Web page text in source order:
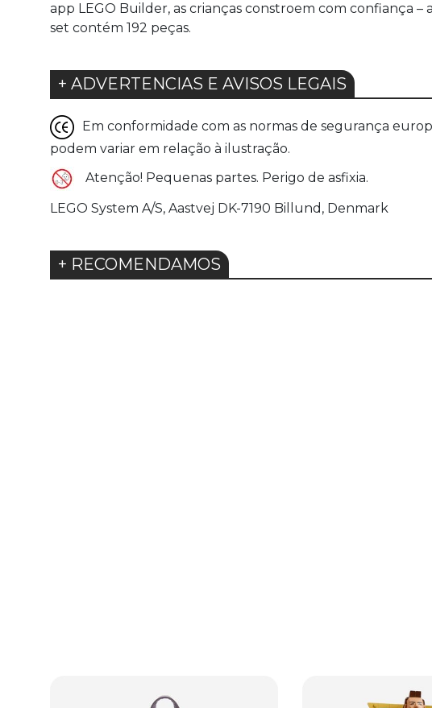
app LEGO Builder, as crianças constroem com confiança
set contém 192 peças.
+ ADVERTENCIAS E AVISOS LEGAIS
Em conformidade com as normas de segurança
podem variar em relação à ilustração.
Atenção! Pequenas partes. Perigo de asfixia.
LEGO System A/S, Aastvej DK-7190 Billund, Denmark
+ RECOMENDAMOS